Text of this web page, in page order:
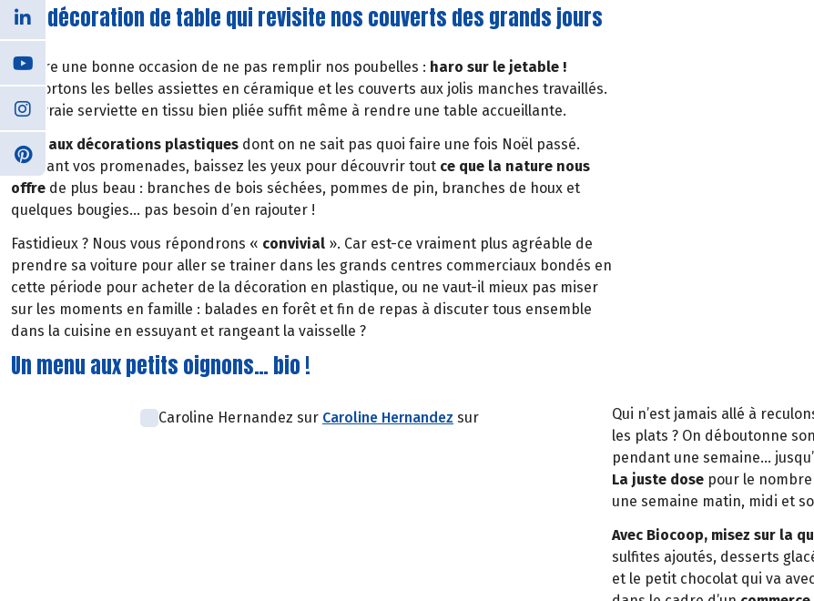
Une décoration de table qui revisite nos couverts des grands jours
Encore une bonne occasion de ne pas remplir nos poubelles : haro sur le jetable !
Ressortons les belles assiettes en céramique et les couverts aux jolis manches travaillés.
Une vraie serviette en tissu bien pliée suffit même à rendre une table accueillante.
Stop aux décorations plastiques dont on ne sait pas quoi faire une fois Noël passé.
Pendant vos promenades, baissez les yeux pour découvrir tout ce que la nature nous
offre de plus beau : branches de bois séchées, pommes de pin, branches de houx et
quelques bougies… pas besoin d’en rajouter !
Fastidieux ? Nous vous répondrons « convivial ». Car est-ce vraiment plus agréable de
prendre sa voiture pour aller se trainer dans les grands centres commerciaux bondés en
cette période pour acheter de la décoration en plastique, ou ne vaut-il mieux pas miser
sur les moments en famille : balades en forêt et fin de repas à discuter tous ensemble
dans la cuisine en essuyant et rangeant la vaisselle ?
Un menu aux petits oignons… bio !
Caroline Hernandez sur Caroline Hernandez sur
Qui n’est jamais allé à
les plats ? On déboutonne
pendant une semaine…
La juste dose pour le
une semaine matin, midi et
Avec Biocoop, misez sur la
sulfites ajoutés, desserts
et le petit chocolat qui va